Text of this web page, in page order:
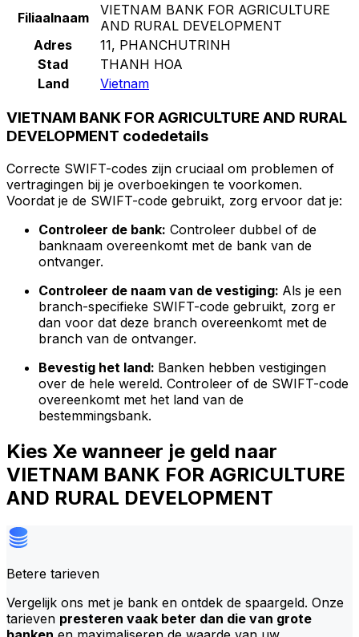
Filiaalnaam
VIETNAM BANK FOR AGRICULTURE
AND RURAL DEVELOPMENT
Adres
11, PHANCHUTRINH
Stad
THANH HOA
Land
Vietnam
VIETNAM BANK FOR AGRICULTURE AND RURAL
DEVELOPMENT codedetails
Correcte SWIFT-codes zijn cruciaal om problemen of
vertragingen bij je overboekingen te voorkomen.
Voordat je de SWIFT-code gebruikt, zorg ervoor dat je:
Controleer de bank: Controleer dubbel of de
banknaam overeenkomt met de bank van de
ontvanger.
Controleer de naam van de vestiging: Als je een
branch-specifieke SWIFT-code gebruikt, zorg er
dan voor dat deze branch overeenkomt met de
branch van de ontvanger.
Bevestig het land: Banken hebben vestigingen
over de hele wereld. Controleer of de SWIFT-code
overeenkomt met het land van de
bestemmingsbank.
Kies Xe wanneer je geld naar
VIETNAM BANK FOR AGRICULTURE
AND RURAL DEVELOPMENT
Betere tarieven
Vergelijk ons met je bank en ontdek de spaargeld. Onze
tarieven presteren vaak beter dan die van grote